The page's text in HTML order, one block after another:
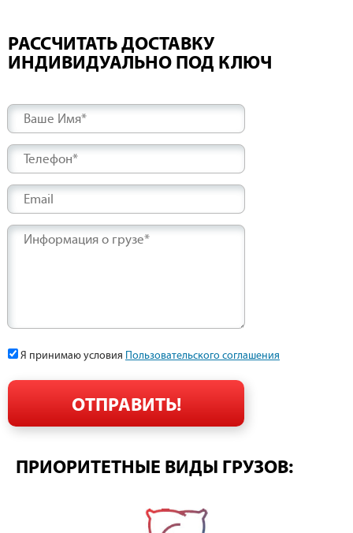
РАССЧИТАТЬ ДОСТАВКУ
ИНДИВИДУАЛЬНО ПОД КЛЮЧ
Ваше Имя*
Телефон*
Email
Информация о грузе*
Я принимаю условия Пользовательского соглашения
ПРИОРИТЕТНЫЕ ВИДЫ ГРУЗОВ: